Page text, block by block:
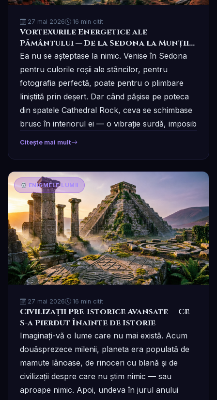
27 mai 2026 16 min citit
Vortexurile Energetice ale
Pământului — De la Sedona la Munții
Bucegi
Ea nu se așteptase la nimic. Venise în Sedona
pentru culorile roșii ale stâncilor, pentru
fotografia perfectă, poate pentru o plimbare
liniștită prin deșert. Dar când pășise pe poteca
din spatele Cathedral Rock, ceva se schimbase
brusc în interiorul ei — o vibrație surdă, imposib
Citește mai mult
ENIGMELE LUMII
27 mai 2026 16 min citit
Civilizații Pre-Istorice Avansate — Ce
S-a Pierdut Înainte de Istorie
Imaginați-vă o lume care nu mai există. Acum
douăsprezece milenii, planeta era populată de
mamute lânoase, de rinoceri cu blană și de
civilizații despre care nu știm nimic — sau
aproape nimic. Apoi, undeva în jurul anului